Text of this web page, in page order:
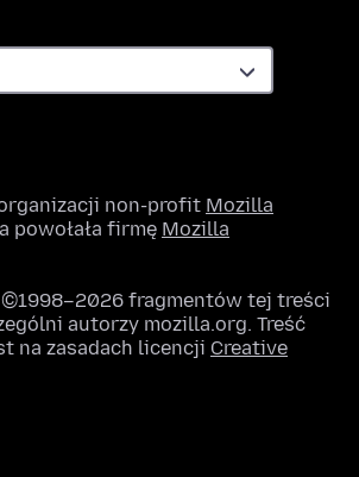
non-profit Mozilla
powołała firmę Mozilla
fragmentów tej treści
autorzy mozilla.org. Treść
na zasadach licencji Creative